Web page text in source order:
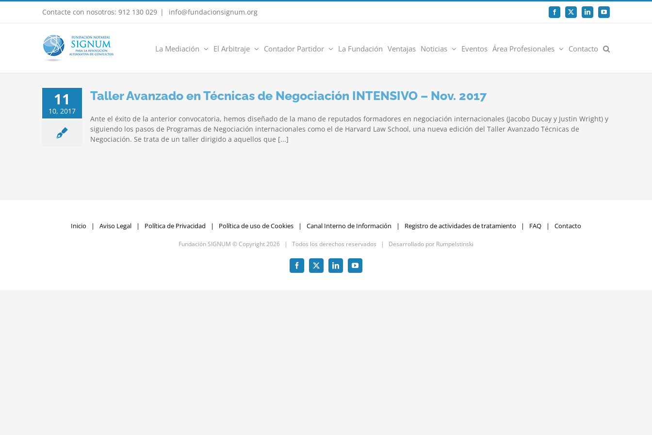
Saltar
contenido
Contacte con nosotros: 912 130 029 | info@fundacionsignum.org Facebook
X LinkedInYouTube
La Mediación El Arbitraje Contador Partidor La Fundación Ventajas Noticias Eventos Área Profesionales Contacto
11
10, 2017
Taller Avanzado en Técnicas de Negociación INTENSIVO – Nov. 2017
Ante el éxito de la anterior convocatoria, hemos diseñado de la mano de reputados formadores en negociación internacionales (Jacobo Ducay y Justin Wright) y
siguiendo los pasos de Programas de Negociación internacionales como el de Harvard Law School, una nueva edición del Taller Avanzado Técnicas de
Negociación. Se trata de un taller dirigido a aquellos que [...]
Inicio Aviso Legal Política de Privacidad Política de uso de Cookies Canal Interno de Información Registro de actividades de tratamiento FAQ Contacto
Fundación SIGNUM © Copyright2026 | Todos los derechos reservados | Desarrollado por Rumpelstinski
Facebook
X LinkedInYouTube